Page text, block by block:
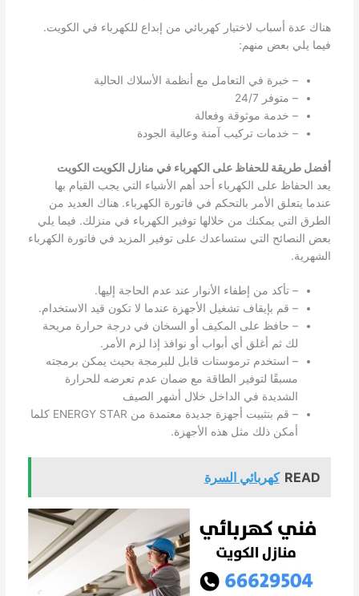
هناك عدة أسباب لاختيار كهربائي من إبداع للكهرباء في الكويت.
فيما يلي بعض منهم:
– خبرة في التعامل مع أنظمة الأسلاك الحالية
– متوفر 24/7
– خدمة موثوقة وفعالة
– خدمات تركيب آمنة وعالية الجودة
أفضل طريقة للحفاظ على الكهرباء في منازل الكويت الكويت
يعد الحفاظ على الكهرباء أحد أهم الأشياء التي يجب القيام بها
عندما يتعلق الأمر بالتحكم في فاتورة الكهرباء. هناك العديد من
الطرق التي يمكنك من خلالها توفير الكهرباء في منزلك. فيما يلي
بعض النصائح التي ستساعدك على توفير المزيد في فاتورة الكهرباء
الشهرية.
– تأكد من إطفاء الأنوار عند عدم الحاجة إليها.
– قم بإيقاف تشغيل الأجهزة عندما لا تكون قيد الاستخدام.
– حافظ على المكيف أو السخان في درجة حرارة مريحة
لك ثم أغلق أي أبواب أو نوافذ إذا لزم الأمر.
– استخدم ترموستات قابل للبرمجة بحيث يمكن برمجته
مسبقًا لتوفير الطاقة مع ضمان عدم تعرضه للحرارة
الشديدة في الداخل خلال أشهر الصيف
– قم بتثبيت أجهزة جديدة معتمدة من ENERGY STAR كلما
أمكن ذلك مثل هذه الأجهزة.
READ كهربائي السرة